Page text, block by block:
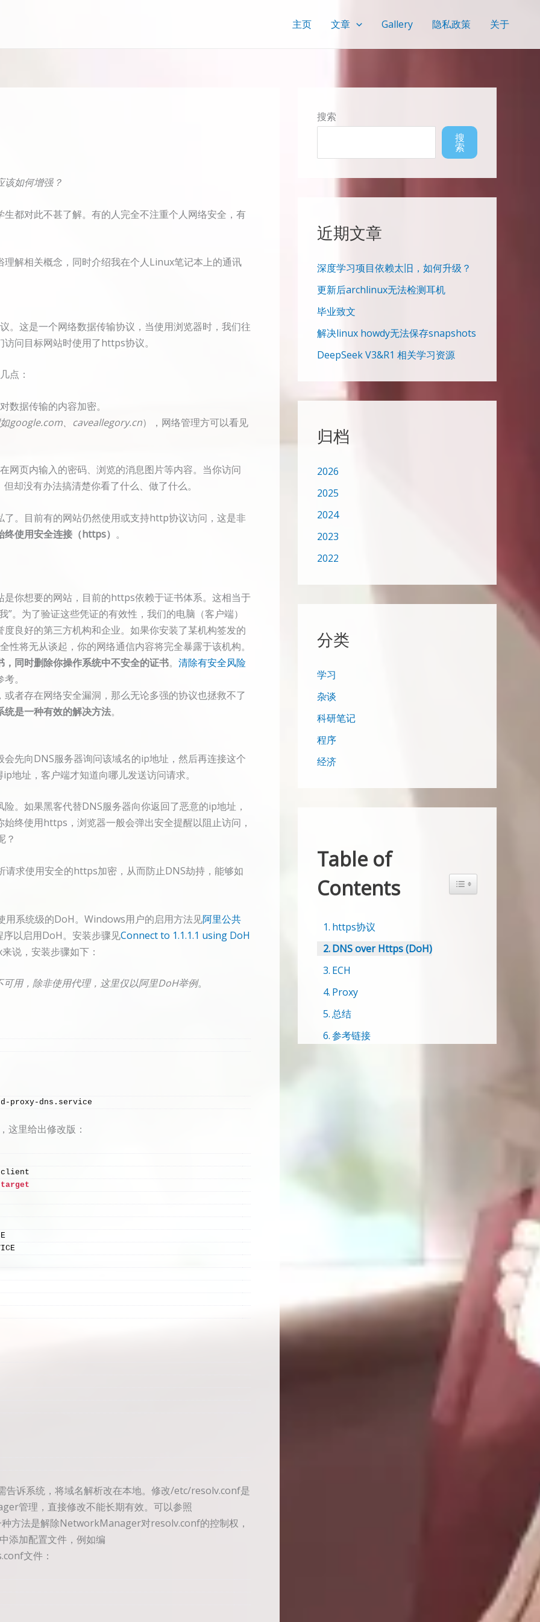
主页 文章 Gallery 隐私政策 关于
该如何增强？
都对此不甚了解。有的人完全不注重个人网络安全，有
解相关概念，同时介绍我在个人Linux笔记本上的通讯
。这是一个网络数据传输协议，当使用浏览器时，我们往
问目标网站时使用了https协议。
点：
据传输的内容加密。
google.com、caveallegory.cn），网络管理方可以看见
网页内输入的密码、浏览的消息图片等内容。当你访问
却没有办法搞清楚你看了什么、做了什么。
。目前有的网站仍然使用或支持http协议访问，这是非
终使用安全连接（https） 。
你想要的网站，目前的https依赖于证书体系。这相当于
。为了验证这些凭证的有效性，我们的电脑（客户端）
良好的第三方机构和企业。如果你安装了某机构签发的
将无从谈起，你的网络通信内容将完全暴露于该机构。
同时删除你操作系统中不安全的证书。 清除有安全风险
。
者存在网络安全漏洞，那么无论多强的协议也拯救不了
统是一种有效的解决方法。
先向DNS服务器询问该域名的ip地址，然后再连接这个
地址，客户端才知道向哪儿发送访问请求。
。如果黑客代替DNS服务器向你返回了恶意的ip地址，
终使用https，浏览器一般会弹出安全提醒以阻止访问，
？
求使用安全的https加密，从而防止DNS劫持，能够如
用系统级的DoH。Windows用户的启用方法见阿里公共
以启用DoH。安装步骤见Connect to 1.1.1.1 using DoH
说，安装步骤如下：
用，除非使用代理，这里仅以阿里DoH举例。
proxy-dns.service
这里给出修改版：
target
诉系统，将域名解析改在本地。修改/etc/resolv.conf是
管理，直接修改不能长期有效。可以参照
方法是解除NetworkManager对resolv.conf的控制权，
添加配置文件，例如编
文件：
搜索
搜
索
近期文章
深度学习项目依赖太旧，如何升级？
更新后archlinux无法检测耳机
毕业致文
解决linux howdy无法保存snapshots
DeepSeek V3&R1 相关学习资源
归档
2026
2025
2024
2023
2022
分类
学习
杂谈
科研笔记
程序
经济
Table of
Contents
Toggle Table of
https协议
DNS over Https (DoH)
ECH
Proxy
总结
参考链接